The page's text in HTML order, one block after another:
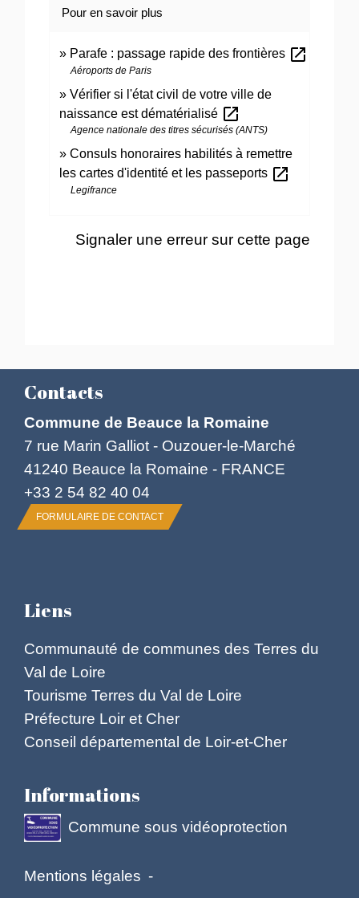
Pour en savoir plus
Parafe : passage rapide des frontières open_in_new
Aéroports de Paris
Vérifier si l'état civil de votre ville de
naissance est dématérialisé open_in_new
Agence nationale des titres sécurisés (ANTS)
Consuls honoraires habilités à remettre
les cartes d'identité et les passeports open_in_new
Legifrance
Signaler une erreur sur cette page
Contacts
Commune de Beauce la Romaine
7 rue Marin Galliot - Ouzouer-le-Marché
41240 Beauce la Romaine - FRANCE
+33 2 54 82 40 04
FORMULAIRE DE CONTACT
Liens
Communauté de communes des Terres du
Val de Loire
Tourisme Terres du Val de Loire
Préfecture Loir et Cher
Conseil départemental de Loir-et-Cher
Informations
Commune sous vidéoprotection
Mentions légales -